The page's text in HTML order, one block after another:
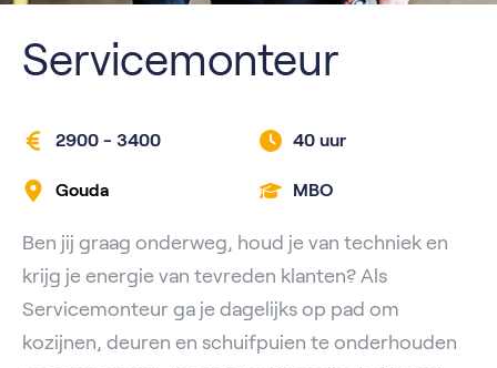
Servicemonteur
2900 - 3400 40 uur
Gouda MBO
Ben jij graag onderweg, houd je van techniek en
krijg je energie van tevreden klanten? Als
Servicemonteur ga je dagelijks op pad om
kozijnen, deuren en schuifpuien te onderhouden